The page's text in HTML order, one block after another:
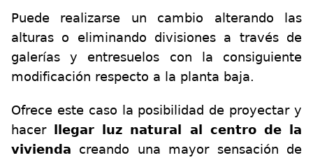
Puede realizarse un cambio alterando las
alturas o eliminando divisiones a través de
galerías y entresuelos con la consiguiente
modificación respecto a la planta baja.
Ofrece este caso la posibilidad de proyectar y
hacer llegar luz natural al centro de la
vivienda creando una mayor sensación de